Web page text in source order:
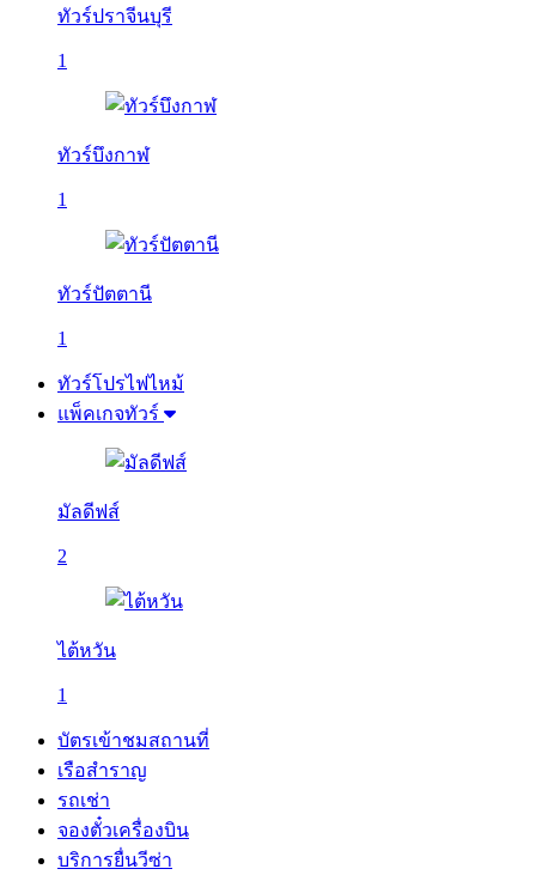
ทัวร์ปราจีนบุรี
1
ทัวร์บึงกาฬ
1
ทัวร์ปัตตานี
1
ทัวร์โปรไฟไหม้
แพ็คเกจทัวร์
มัลดีฟส์
2
ไต้หวัน
1
บัตรเข้าชมสถานที่
เรือสำราญ
รถเช่า
จองตั๋วเครื่องบิน
บริการยื่นวีซ่า